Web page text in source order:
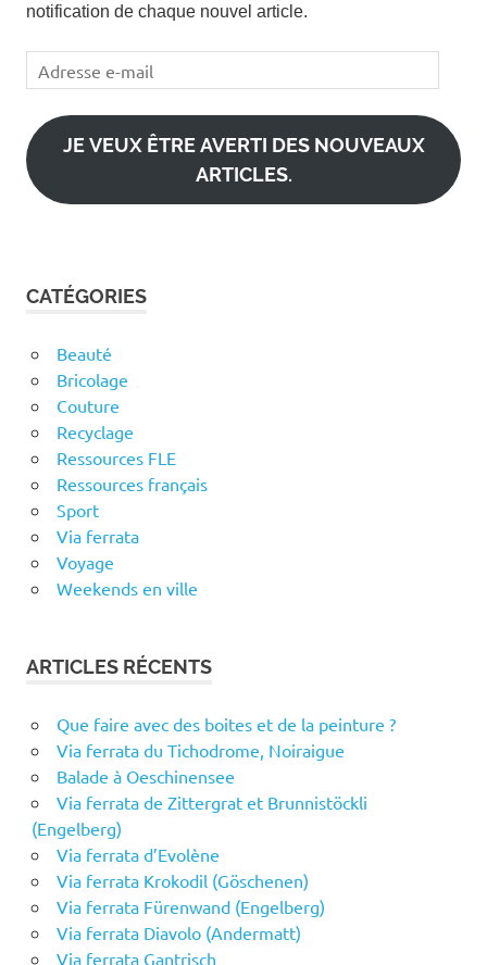
notification de chaque nouvel article.
Adresse
e-
mail
JE VEUX ÊTRE AVERTI DES NOUVEAUX
ARTICLES.
CATÉGORIES
Beauté
Bricolage
Couture
Recyclage
Ressources FLE
Ressources français
Sport
Via ferrata
Voyage
Weekends en ville
ARTICLES RÉCENTS
Que faire avec des boites et de la peinture ?
Via ferrata du Tichodrome, Noiraigue
Balade à Oeschinensee
Via ferrata de Zittergrat et Brunnistöckli
(Engelberg)
Via ferrata d’Evolène
Via ferrata Krokodil (Göschenen)
Via ferrata Fürenwand (Engelberg)
Via ferrata Diavolo (Andermatt)
Via ferrata Gantrisch